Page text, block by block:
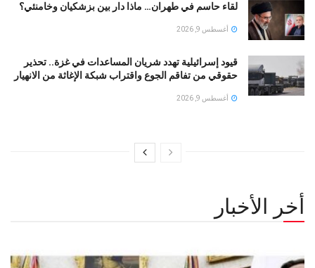
لقاء حاسم في طهران… ماذا دار بين بزشكيان وخامنئي؟
أغسطس 9, 2026
قيود إسرائيلية تهدد شريان المساعدات في غزة.. تحذير
حقوقي من تفاقم الجوع واقتراب شبكة الإغاثة من الانهيار
أغسطس 9, 2026
أخر الأخبار